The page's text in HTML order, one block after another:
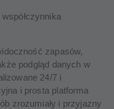
zapasów,
podgląd danych w
24/7 i
i prosta platforma
zrozumiały i przyjazny